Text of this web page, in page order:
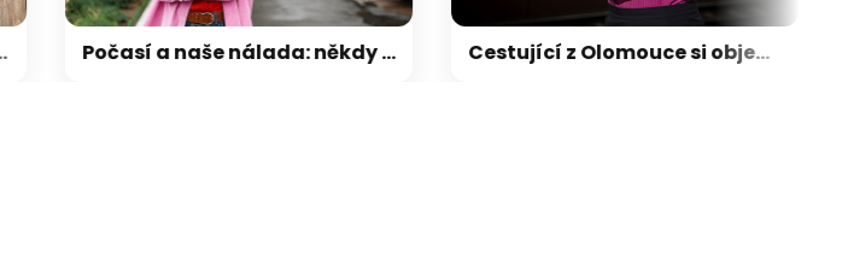
Počasí a naše nálada: někdy je lepší přizpůsobit plány obloze Cestující z Olomouce si objednávají nejvíc. Stevardka odhaluje zákulisí práce ve vlaku